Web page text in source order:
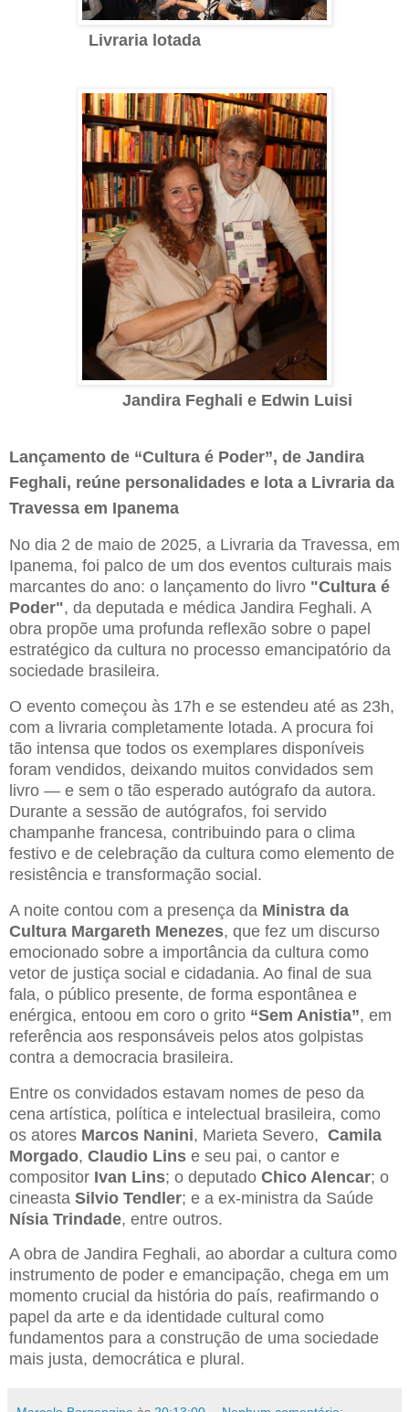
Livraria lotada
Jandira Feghali e Edwin Luisi
Lançamento de “Cultura é Poder”, de Jandira
Feghali, reúne personalidades e lota a Livraria da
Travessa em Ipanema
No dia 2 de maio de 2025, a Livraria da Travessa, em
Ipanema, foi palco de um dos eventos culturais mais
marcantes do ano: o lançamento do livro "Cultura é
Poder", da deputada e médica Jandira Feghali. A
obra propõe uma profunda reflexão sobre o papel
estratégico da cultura no processo emancipatório da
sociedade brasileira.
O evento começou às 17h e se estendeu até as 23h,
com a livraria completamente lotada. A procura foi
tão intensa que todos os exemplares disponíveis
foram vendidos, deixando muitos convidados sem
livro — e sem o tão esperado autógrafo da autora.
Durante a sessão de autógrafos, foi servido
champanhe francesa, contribuindo para o clima
festivo e de celebração da cultura como elemento de
resistência e transformação social.
A noite contou com a presença da Ministra da
Cultura Margareth Menezes, que fez um discurso
emocionado sobre a importância da cultura como
vetor de justiça social e cidadania. Ao final de sua
fala, o público presente, de forma espontânea e
enérgica, entoou em coro o grito “Sem Anistia”, em
referência aos responsáveis pelos atos golpistas
contra a democracia brasileira.
Entre os convidados estavam nomes de peso da
cena artística, política e intelectual brasileira, como
os atores Marcos Nanini, Marieta Severo, Camila
Morgado, Claudio Lins e seu pai, o cantor e
compositor Ivan Lins; o deputado Chico Alencar; o
cineasta Silvio Tendler; e a ex-ministra da Saúde
Nísia Trindade, entre outros.
A obra de Jandira Feghali, ao abordar a cultura como
instrumento de poder e emancipação, chega em um
momento crucial da história do país, reafirmando o
papel da arte e da identidade cultural como
fundamentos para a construção de uma sociedade
mais justa, democrática e plural.